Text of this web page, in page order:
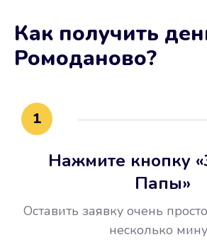
Не потребовались
и поручители. Папа вам
Как получить
Ромоданово?
1
Нажмите кнопку
Папы»
Оставить заявку очень
несколько